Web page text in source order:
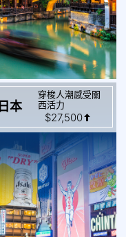
日本
穿梭人潮感受關
西活力
$27,500